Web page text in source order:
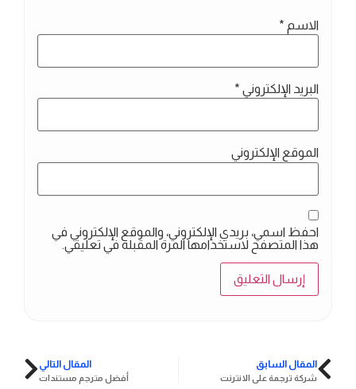
الاسم *
البريد الإلكتروني *
الموقع الإلكتروني
احفظ اسمي، بريدي الإلكتروني، والموقع الإلكتروني في
هذا المتصفح لاستخدامها المرة المقبلة في تعليقي.
المقال السابق
شركة ترجمة على الانترنت
المقال التالي
أفضل مترجم مستندات